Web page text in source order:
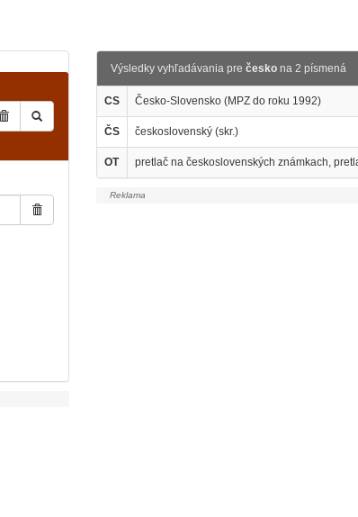
Výsledky vyhľadávania pre českona 2 písmená
CS Česko-Slovensko (MPZ do roku 1992)
ČS československý (skr.)
OT pretlač na československých známkach,